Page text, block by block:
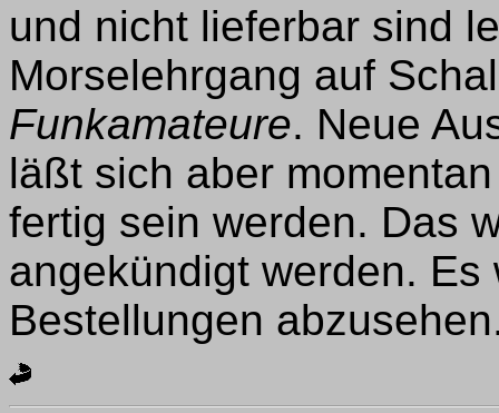
und nicht lieferbar sind
Morselehrgang auf
Funkamateure. Neue
läßt sich aber
fertig sein werden. Das
angekündigt werden.
Bestellungen